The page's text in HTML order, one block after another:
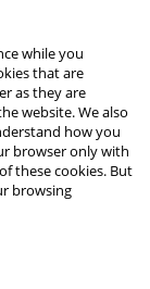
while you
that are
as they are
website. We also
how you
browser only with
these cookies. But
browsing